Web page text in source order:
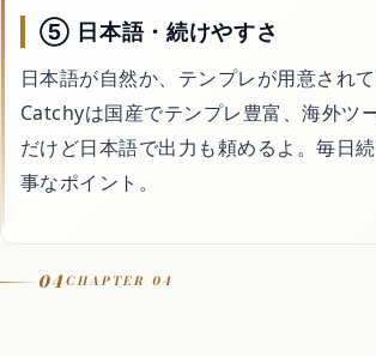
⑤ 日本語・続けやすさ
日本語が自然か、テンプレが用意されて
Catchyは国産でテンプレ豊富、海外ツ
だけど日本語で出力も頼めるよ。毎日
事なポイント。
04CHAPTER 04